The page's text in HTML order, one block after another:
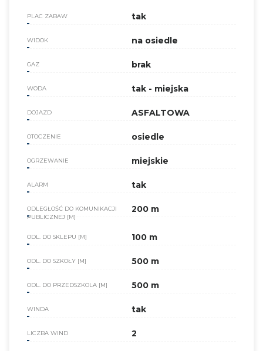
PLAC ZABAW tak
WIDOK na osiedle
GAZ brak
WODA tak - miejska
DOJAZD ASFALTOWA
OTOCZENIE osiedle
OGRZEWANIE miejskie
ALARM tak
ODLEGŁOŚĆ DO KOMUNIKACJI
PUBLICZNEJ [M]
200 m
ODL. DO SKLEPU [M] 100 m
ODL. DO SZKOŁY [M] 500 m
ODL. DO PRZEDSZKOLA [M] 500 m
WINDA tak
LICZBA WIND 2